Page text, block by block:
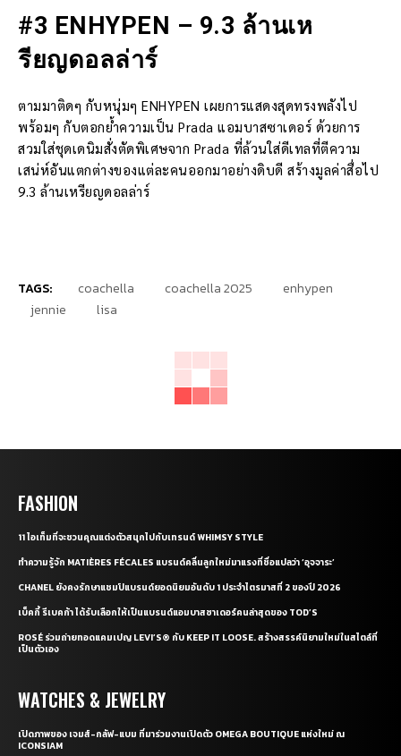
#3 ENHYPEN – 9.3 ล้านเห
รียญดอลล่าร์
ตามมาติดๆ กับหนุ่มๆ ENHYPEN เผยการแสดงสุดทรงพลังไป
พร้อมๆ กับตอกย้ำความเป็น Prada แอมบาสซาเดอร์ ด้วยการ
สวมใส่ชุดเดนิมสั่งตัดพิเศษจาก Prada ที่ล้วนใส่ดีเทลที่ตีความ
เสน่ห์อันแตกต่างของแต่ละคนออกมาอย่างดิบดี สร้างมูลค่าสื่อไป
9.3 ล้านเหรียญดอลล่าร์
TAGS: coachella coachella 2025
enhypen
jennie
lisa
FASHION
11 ไอเท็มที่จะชวนคุณแต่งตัวสนุกไปกับเทรนด์ WHIMSY STYLE
ทำความรู้จัก MATIÈRES FÉCALES แบรนด์คลื่นลูกใหม่มาแรงที่ชื่อแปลว่า ‘อุจจาระ’
CHANEL ยังคงรักษาแชมป์แบรนด์ยอดนิยมอันดับ 1 ประจำไตรมาสที่ 2 ของปี 2026
เบ็คกี้ รีเบคก้า ได้รับเลือกให้เป็นแบรนด์แอมบาสซาเดอร์คนล่าสุดของ TOD’S
ROSÉ ร่วมถ่ายทอดแคมเปญ LEVI’S® กับ KEEP IT LOOSE. สร้างสรรค์นิยามใหม่ในสไตล์ที่
เป็นตัวเอง
WATCHES & JEWELRY
เปิดภาพของ เจมส์-กลัฟ-แบม ที่มาร่วมงานเปิดตัว OMEGA BOUTIQUE แห่งใหม่ ณ
ICONSIAM